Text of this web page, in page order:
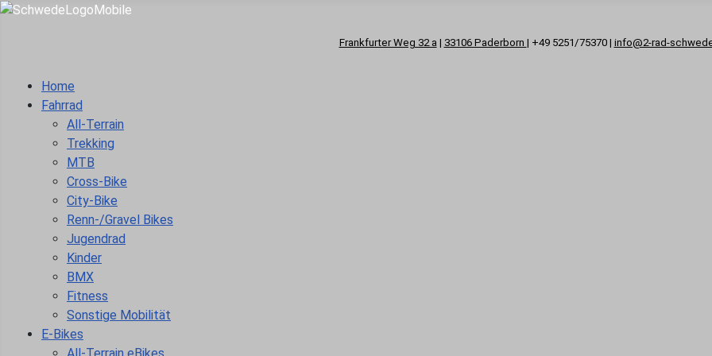
Frankfurter Weg 32 a | 33106 Paderborn | +49 5251/75370 | info@2-rad-
Home
Fahrrad
All-Terrain
Trekking
MTB
Cross-Bike
City-Bike
Renn-/Gravel Bikes
Jugendrad
Kinder
BMX
Fitness
Sonstige Mobilität
E-Bikes